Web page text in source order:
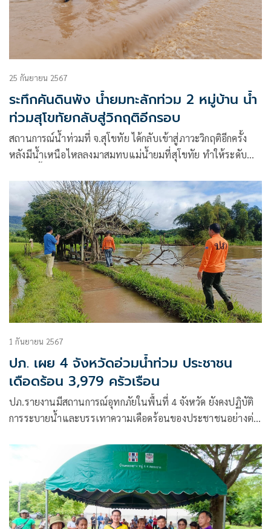
25 กันยายน 2567
ระทึกคันดินพัง น้ำยมทะลักท่วม 2 หมู่บ้าน น้ำ
ท่วมสุโขทัยกลับสู่วิกฤติอีกรอบ
สถานการณ์น้ำท่วมที่ จ.สุโขทัย ได้กลับเข้าสู่ภาวะวิกฤติอีกครั้ง
หลังมีน้ำเหนือไหลลงมาสมทบแม่น้ำยมที่สุโขทัย ทำให้ระดับน้ำ
อีกหลายจุด
1 กันยายน 2567
ปภ. เผย 4 จังหวัดอ่วมน้ำท่วม ประชาชน
เดือดร้อน 3,979 ครัวเรือน
ปภ.รายงานมีสถานการณ์อุทกภัยในพื้นที่ 4 จังหวัด ยังคงปฏิบัติ
การระบายน้ำและบรรเทาความเดือดร้อนของประชาชนอย่างต่อ